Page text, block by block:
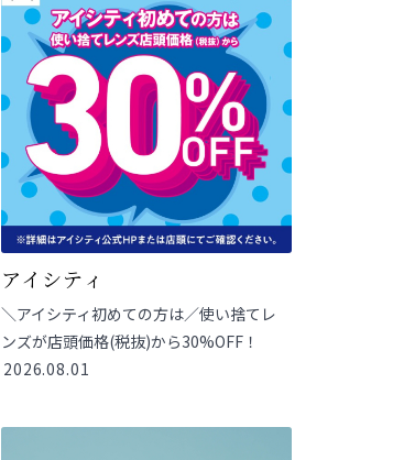
アイシティ
＼アイシティ初めての方は／使い捨てレ
ンズが店頭価格(税抜)から30%OFF！
2026.08.01